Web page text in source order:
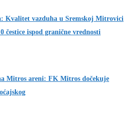
Kvalitet vazduha u Sremskoj Mitrovici
čestice ispod granične vrednosti
Mitros areni: FK Mitros dočekuje